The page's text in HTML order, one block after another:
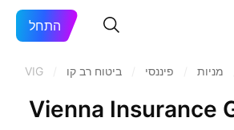
התחל
מניות‏ פיננסי ביטוח רב קו VIG
Vienna Insurance